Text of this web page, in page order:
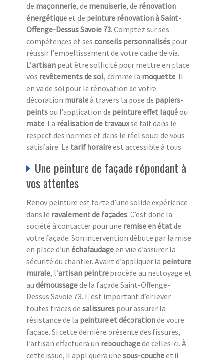
de maçonnerie, de menuiserie, de rénovation
énergétiqueet de peinture rénovation à Saint-
Offenge-Dessus Savoie 73. Comptez sur ses
compétences et ses conseils personnalisés pour
réussir l’embellissement de votre cadre de vie.
L’artisan peut être sollicité pour mettre en place
vos revêtements de sol, comme la moquette. Il
en va de soi pour la rénovation de votre
décoration muraleà travers la pose de papiers-
peintsou l’application de peinture effet laquéou
mate. La réalisation de travauxse fait dans le
respect des normes et dans le réel souci de vous
satisfaire. Le tarif horaireest accessible à tous.
Une peinture de façade répondant à
vos attentes
Renov peinture est forte d’une solide expérience
dans le ravalement de façades. C’est donc la
société à contacter pour une remise en étatde
votre façade. Son intervention débute par la mise
en place d’un échafaudageen vue d’assurer la
sécurité du chantier. Avant d’appliquer la peinture
murale, l’artisan peintre procède au nettoyage et
au démoussagede la façade Saint-Offenge-
Dessus Savoie 73. Il est important d’enlever
toutes traces de salissures pour assurer la
résistance de la peinture et décorationde votre
façade. Si cette dernière présente des fissures,
l’artisan effectuera un rebouchagede celles-ci. À
cette issue, il appliquera une sous-coucheet il